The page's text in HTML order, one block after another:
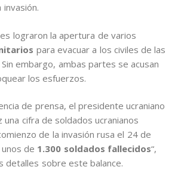
invasión.
lograron la apertura de varios
para evacuar a los civiles de las
embargo, ambas partes se acusan
los esfuerzos.
de prensa, el presidente ucraniano
cifra de soldados ucranianos
de la invasión rusa el 24 de
de 1.300 soldados fallecidos“,
detalles sobre este balance.